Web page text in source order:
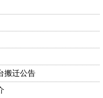
搬迁公告